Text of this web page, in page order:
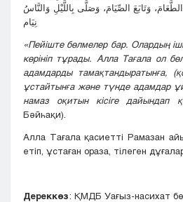
وَتَابَعَ الصِّيَامَ، وَصَلَّى بِاللَّيْلِ وَالنَّاسُ
نِيَام
«Пейіште бөлмелер бар. Олардың
көрініп тұрады. Алла Тағала ол
адамдарды тамақтандыратынға,
ұстайтынға және түнде адамдар
намаз оқитын кісіге дайындап
Бәйһақи).
Алла Тағала қасиетті Рамазан
етіп, ұстаған ораза, тілеген
Дереккөз: ҚМДБ Уағыз-насихат